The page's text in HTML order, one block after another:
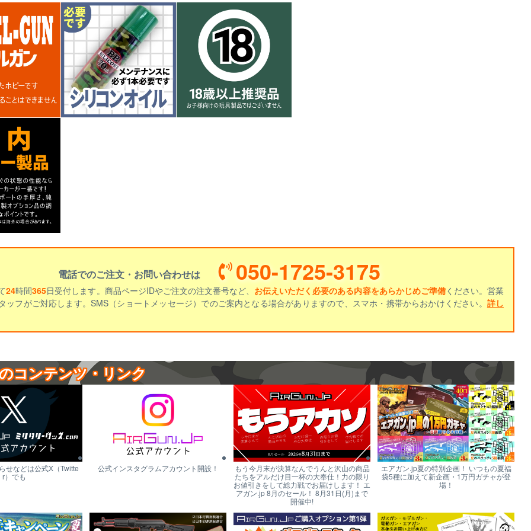
電話でのご注文・お問い合わせは 050-1725-3175
24時間365日受付します。商品ページIDやご注文の注文番号など、 お伝えいただく必要のある内容をあらかじめご準備ください。営業
ッフがご対応します。SMS（ショートメッセージ）でのご案内となる場合がありますので、スマホ・携帯からおかけください。 詳し
コンテンツ・リンク
せなどは公式X（Twitte
r）でも
公式インスタグラムアカウント開設！
もう今月末が決算なんでうんと沢山の商品
たちをアルだけ目一杯の大奉仕！力の限り
お値引きをして総力戦でお届けします！ エ
アガン.jp 8月のセール！ 8月31日(月)まで
開催中!
エアガン.jp夏の特別企画！ いつもの夏福
袋5種に加えて新企画・1万円ガチャが登
場！